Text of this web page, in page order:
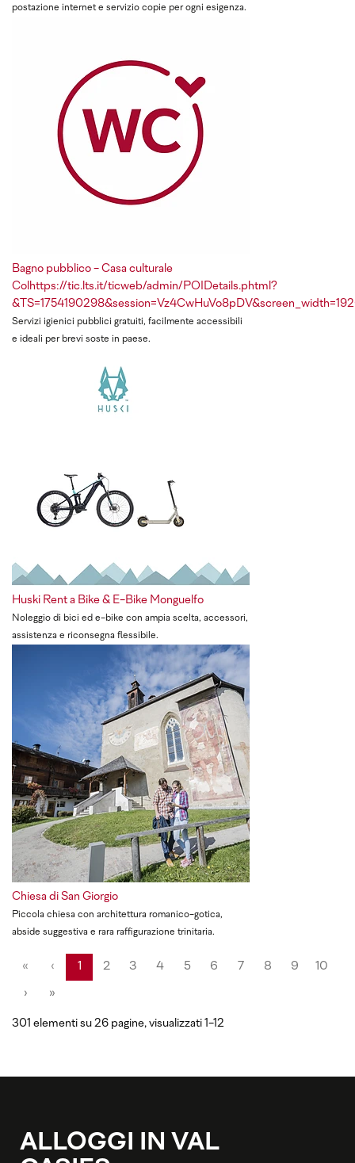
postazione internet e servizio copie per ogni esigenza.
Bagno pubblico - Casa culturale
Colhttps://tic.lts.it/ticweb/admin/POIDetails.phtml?
Servizi igienici pubblici gratuiti, facilmente accessibili
e ideali per brevi soste in paese.
Huski Rent a Bike & E-Bike Monguelfo
Noleggio di bici ed e-bike con ampia scelta, accessori,
assistenza e riconsegna flessibile.
Chiesa di San Giorgio
Piccola chiesa con architettura romanico-gotica,
abside suggestiva e rara raffigurazione trinitaria.
« ‹ 1 2 3 4 5 6 7 8 9 10
› »
301 elementi su 26 pagine, visualizzati 1-12
ALLOGGI IN VAL